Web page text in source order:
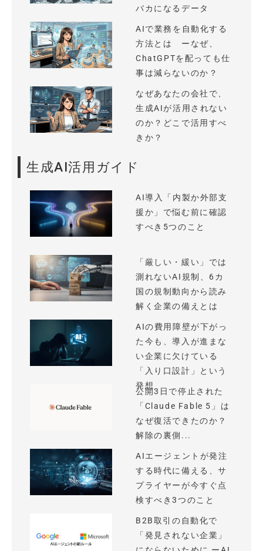
バカになるデータ
AIで業務を自動化する
方法とは ーなぜ、
ChatGPTを配っても仕
事は減らないのか？
なぜあなたの会社で、
生成AIが活用されない
のか？どこで活用すべ
きか？
生成AI活用ガイド
AI導入「内製か外部支
援か」で悩む前に確認
すべき5つのこと
「厳しい・緩い」では
測れないAI規制、6カ
国の規制動向から読み
解く企業の備えとは
AIの費用障壁が下がっ
た今も、導入が進まな
い企業に欠けている
「入り口設計」という
発想
公開3日で停止された
「Claude Fable 5」は
なぜ復活できたのか？
解除の裏側...
AIエージェントが発注
する時代に備える、サ
プライヤーが今すぐ点
検すべき3つのこと
B2B取引の自動化で
「発見されない企業」